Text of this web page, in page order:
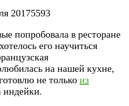
20175593
попробовала в ресторане
его научиться
на нашей кухне,
не только из
индейки.